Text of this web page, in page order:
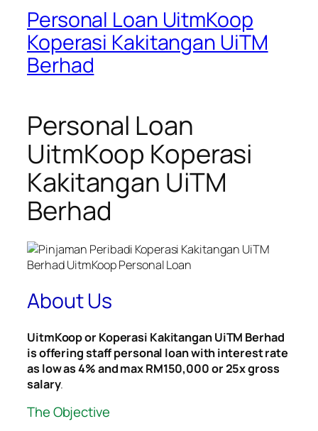
Personal Loan UitmKoop
Koperasi Kakitangan UiTM
Berhad
Personal Loan
UitmKoop Koperasi
Kakitangan UiTM
Berhad
About Us
UitmKoop or Koperasi Kakitangan UiTM Berhad
is offering staff personal loan with interest rate
as low as 4% and max RM150,000 or 25x gross
salary.
The Objective